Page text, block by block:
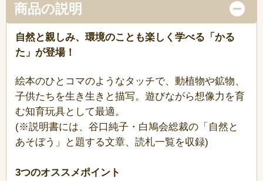
商品の説明
自然と親しみ、環境のことも楽しく学べる「かる
た」が登場！
絵本のひとコマのようなタッチで、動植物や鉱物、
子供たちを生き生きと描写。遊びながら想像力を育
む知育玩具として最適。
(※説明書には、谷口純子・白鳩会総裁の「自然と
あそぼう」と題する文章、読札一覧を収録)
3つのオススメポイント